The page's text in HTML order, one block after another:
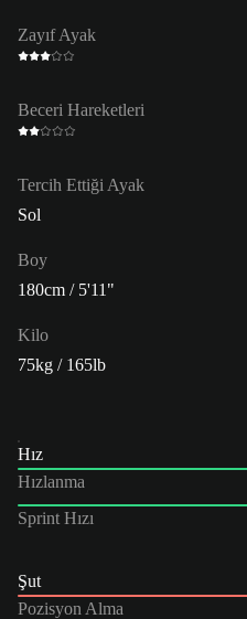
Zayıf Ayak
Beceri Hareketleri
Tercih Ettiği Ayak
Sol
Boy
180cm / 5'11"
Kilo
75kg / 165lb
Hız
Hızlanma
Sprint Hızı
Şut
Pozisyon Alma